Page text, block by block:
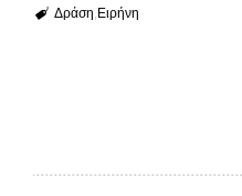
Δράση Ειρήνη